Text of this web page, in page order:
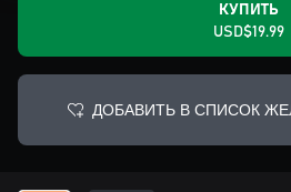
КУПИТЬ
USD$19.99
ДОБАВИТЬ В СПИСОК